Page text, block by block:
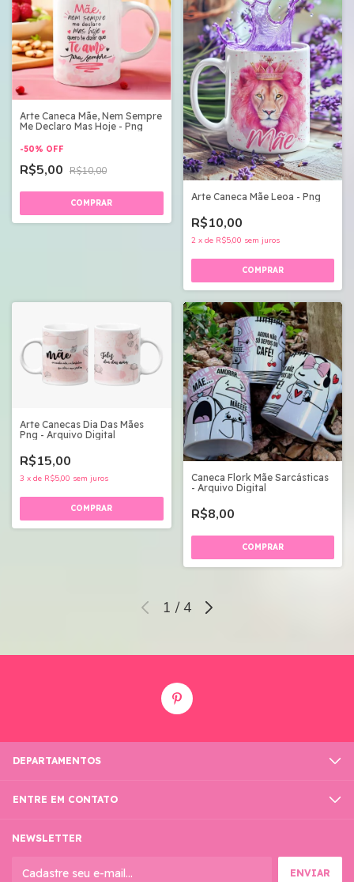
Arte Caneca Mãe, Nem Sempre
Me Declaro Mas Hoje - Png
-50% OFF
R$5,00 R$10,00
Arte Caneca Mãe Leoa - Png
R$10,00
2 x de R$5,00 sem juros
Arte Canecas Dia Das Mães
Png - Arquivo Digital
R$15,00
3 x de R$5,00 sem juros
Caneca Flork Mãe Sarcásticas
- Arquivo Digital
R$8,00
1 / 4
DEPARTAMENTOS
ENTRE EM CONTATO
NEWSLETTER